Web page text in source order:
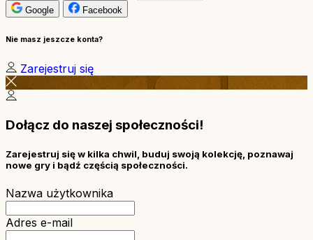
Google
Facebook
Nie masz jeszcze konta?
Zarejestruj się
Dołącz do naszej społeczności!
Zarejestruj się w kilka chwil, buduj swoją kolekcję, poznawaj
nowe gry i bądź częścią społeczności.
Nazwa użytkownika
Adres e-mail